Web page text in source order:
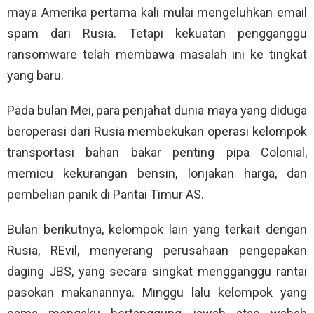
maya Amerika pertama kali mulai mengeluhkan email
spam dari Rusia. Tetapi kekuatan pengganggu
ransomware telah membawa masalah ini ke tingkat
yang baru.
Pada bulan Mei, para penjahat dunia maya yang diduga
beroperasi dari Rusia membekukan operasi kelompok
transportasi bahan bakar penting pipa Colonial,
memicu kekurangan bensin, lonjakan harga, dan
pembelian panik di Pantai Timur AS.
Bulan berikutnya, kelompok lain yang terkait dengan
Rusia, REvil, menyerang perusahaan pengepakan
daging JBS, yang secara singkat mengganggu rantai
pasokan makanannya. Minggu lalu kelompok yang